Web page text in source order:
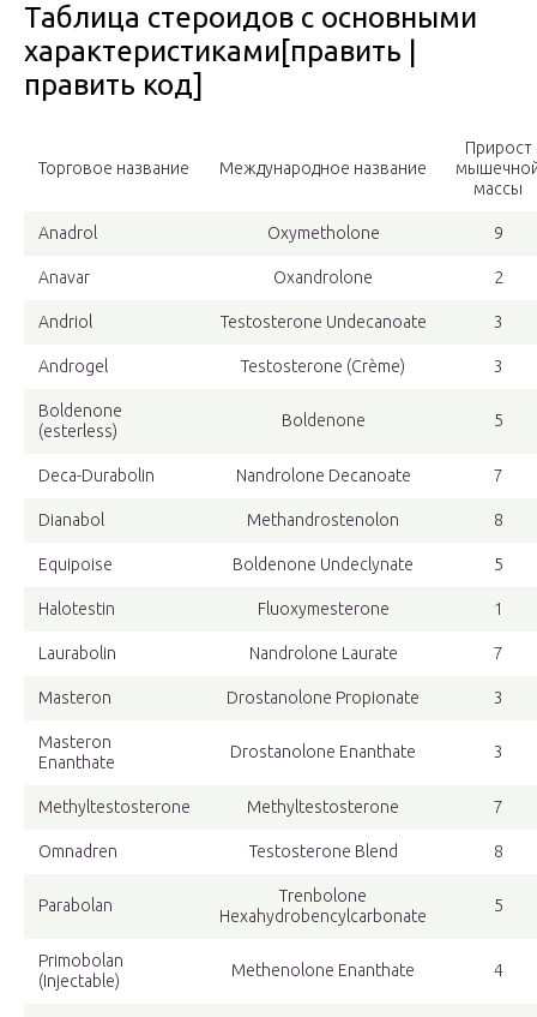
Таблица стероидов с основными
характеристиками[править |
править код]
Торговое название Международное название
Прирост
массы
Anadrol Oxymetholone 9
Anavar Oxandrolone 2
Andriol Testosterone Undecanoate 3
Androgel Testosterone (Crème) 3
Boldenone
(esterless)
Boldenone 5
Deca-Durabolin Nandrolone Decanoate 7
Dianabol Methandrostenolon 8
Equipoise Boldenone Undeclynate 5
Halotestin Fluoxymesterone 1
Laurabolin Nandrolone Laurate 7
Masteron Drostanolone Propionate 3
Masteron
Enanthate
Drostanolone Enanthate 3
Methyltestosterone Methyltestosterone 7
Omnadren Testosterone Blend 8
Parabolan
Trenbolone
Hexahydrobencylcarbonate
5
Primobolan
(Injectable)
Methenolone Enanthate 4